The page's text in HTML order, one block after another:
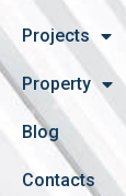
Projects
Property
Blog
Contacts